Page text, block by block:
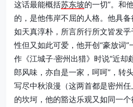
这话最能概括苏东坡的一切”。和
的，是他伟岸不屈的人格。他具
如天真淳朴，所言所行所文皆发
性但又如此可爱，他开创“豪放词”
作《江城子·密州出猎》时说“近却
郎风味，亦自是一家，呵呵”，转
写尽中秋浪漫（这两首都是密州
的坎坷，他的豁达乐观又如同一